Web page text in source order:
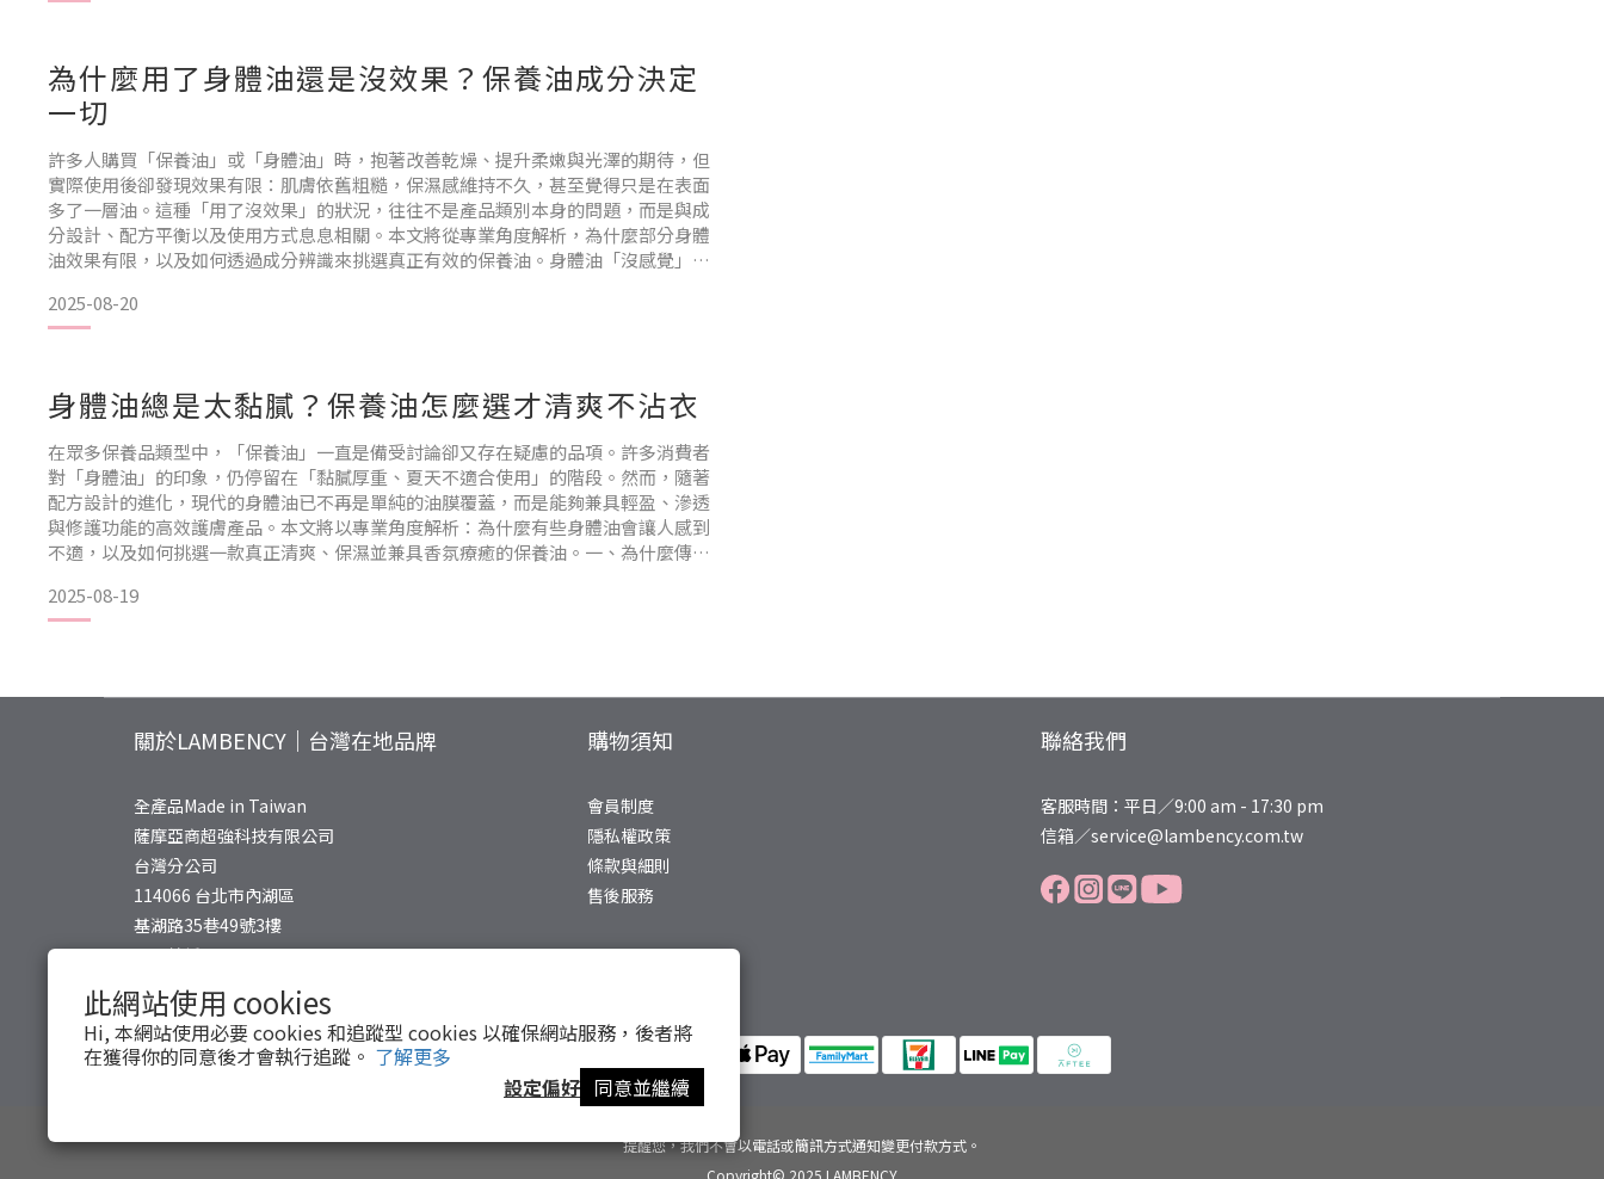
此網站使用 cookies
Hi, 本網站使用必要 cookies 和追蹤型 cookies 以確保網站服務，後者將
在獲得你的同意後才會執行追蹤。 了解更多
設定偏好 同意並繼續
為什麼用了身體油還是沒效果？保養油成分決定
一切
許多人購買「保養油」或「身體油」時，抱著改善乾燥、提升柔嫩與光澤的期待，但
實際使用後卻發現效果有限：肌膚依舊粗糙，保濕感維持不久，甚至覺得只是在表面
多了一層油。這種「用了沒效果」的狀況，往往不是產品類別本身的問題，而是與成
分設計、配方平衡以及使用方式息息相關。本文將從專業角度解析，為什麼部分身體
油效果有限，以及如何透過成分辨識來挑選真正有效的保養油。身體油「沒感覺」的
度植物油為主。這類成分確實能在肌膚表面
2025-08-20
身體油總是太黏膩？保養油怎麼選才清爽不沾衣
在眾多保養品類型中，「保養油」一直是備受討論卻又存在疑慮的品項。許多消費者
對「身體油」的印象，仍停留在「黏膩厚重、夏天不適合使用」的階段。然而，隨著
配方設計的進化，現代的身體油已不再是單純的油膜覆蓋，而是能夠兼具輕盈、滲透
與修護功能的高效護膚產品。本文將以專業角度解析：為什麼有些身體油會讓人感到
不適，以及如何挑選一款真正清爽、保濕並兼具香氛療癒的保養油。一、為什麼傳統
許多早期的身體油以**礦物油（Mineral Oil）**為主成分。礦物油雖
2025-08-19
關於LAMBENCY｜台灣在地品牌
全產品Made in Taiwan
薩摩亞商超強科技有限公司
台灣分公司
114066 台北市內湖區
基湖路35巷49號3樓
公司統編: 24804648
購物須知
會員制度
隱私權政策
條款與細則
售後服務
聯絡我們
客服時間：平日／9:00 am - 17:30 pm
信箱／service@lambency.com.tw
提醒您，我們不會以電話或簡訊方式通知變更付款方式。
Copyright© 2025 LAMBENCY